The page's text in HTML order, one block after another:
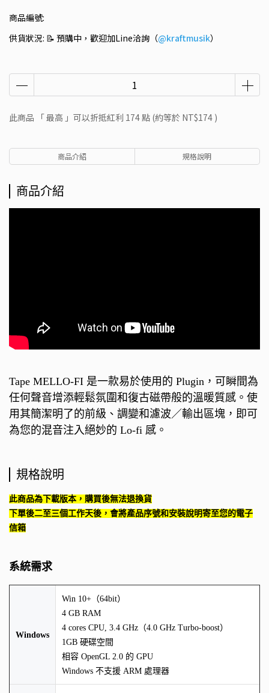
商品編號:
供貨狀況: 📝 預購中，歡迎加Line洽詢（@kraftmusik）
此商品 「 最高 」可以折抵紅利 174點 (約等於 NT$174 )
商品介紹 規格說明
商品介紹
Tape MELLO-FI 是一款易於使用的 Plugin，可瞬間為
任何聲音增添輕鬆氛圍和復古磁帶般的溫暖質感。使
用其簡潔明了的前級、調變和濾波／輸出區塊，即可
為您的混音注入絕妙的 Lo-fi 感。
規格說明
此商品為下載版本，購買後無法退換貨
下單後二至三個工作天後，會將產品序號和安裝說明寄至您的電子
信箱
系統需求
Windows
Win 10+（64bit）
4 GB RAM
4 cores CPU, 3.4 GHz（4.0 GHz Turbo-boost）
1GB 硬碟空間
相容 OpenGL 2.0 的 GPU
Windows 不支援 ARM 處理器